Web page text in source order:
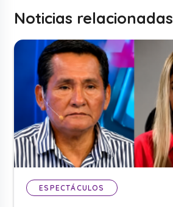
Noticias relacionadas
ESPECTÁCULOS